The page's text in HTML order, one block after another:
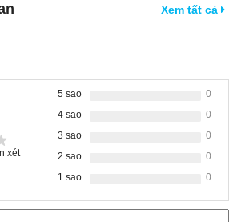
Xem tất cả
xét
5 sao
0
4 sao
0
3 sao
0
2 sao
0
1 sao
0